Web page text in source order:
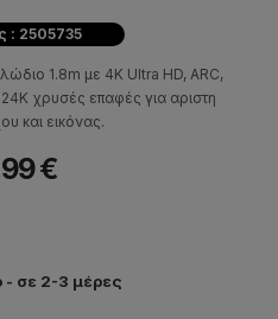
: 2505735
1.8m με 4K Ultra HD, ARC,
χρυσές επαφές για αριστη
και εικόνας.
€
- σε 2-3 μέρες